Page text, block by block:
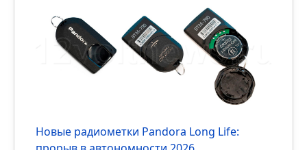
почти всегда происходит не сразу. Сначала
всё хорошо: салон остыл, поток из
дефлекторов приятный, ех…